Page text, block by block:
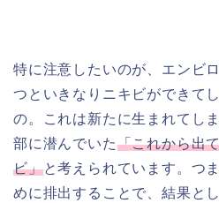
特に注意したいのが、エンビ
つといきなりニキビができて
の。これは新たに生まれてし
部に潜んでいた「これから出
ビ」と考えられています。つ
めに排出することで、結果と